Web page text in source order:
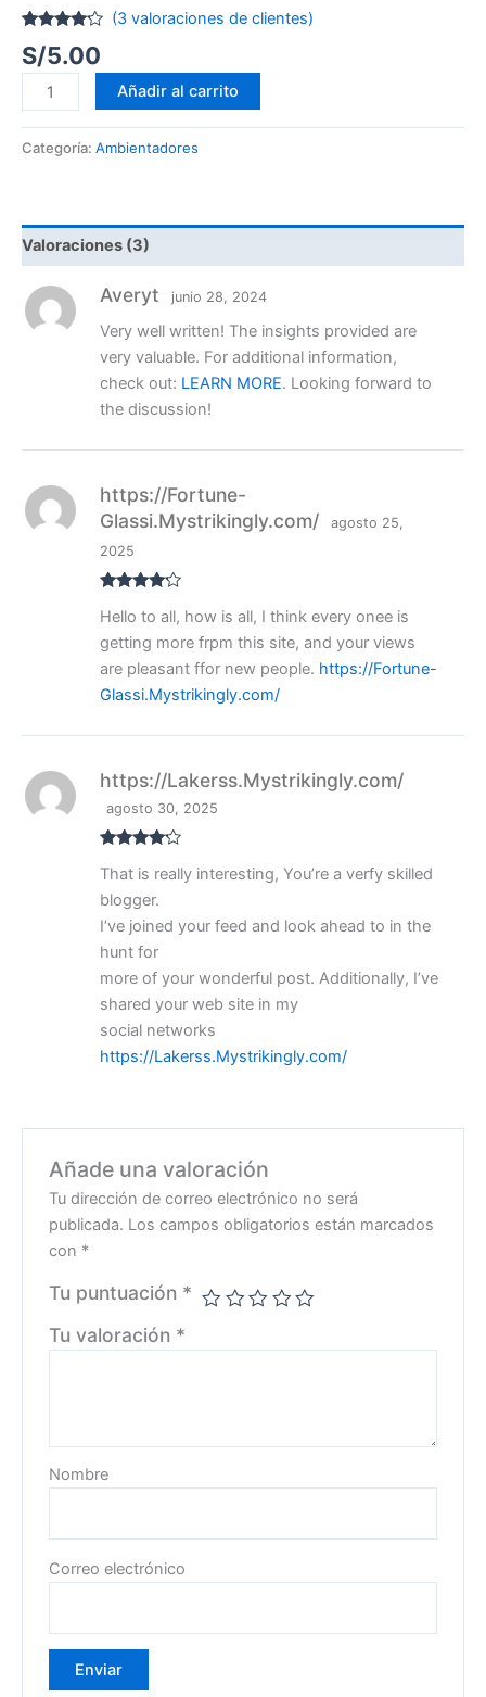
con4.00
de 5 en
base a
valoraciones
clientes
(3valoraciones de clientes)
S/5.00
Añadir al carrito
Categoría: Ambientadores
Valoraciones (3)
Averyt junio 28, 2024
Very well written! The insights provided are
very valuable. For additional information,
check out: LEARN MORE. Looking forward to
the discussion!
con4 de
https://Fortune-
Glassi.Mystrikingly.com/
agosto 25,
2025
Hello to all, how is all, I think every onee is
getting more frpm this site, and your views
are pleasant ffor new people. https://Fortune-
Glassi.Mystrikingly.com/
con4 de
5
https://Lakerss.Mystrikingly.com/
agosto 30, 2025
That is really interesting, You’re a verfy skilled
blogger.
I’ve joined your feed and look ahead to in the
hunt for
more of your wonderful post. Additionally, I’ve
shared your web site in my
social networks
https://Lakerss.Mystrikingly.com/
Añade una valoración
Tu dirección de correo electrónico no será
publicada. Los campos obligatorios están marcados
con *
Tu puntuación *
Tu valoración *
Nombre
Correo electrónico